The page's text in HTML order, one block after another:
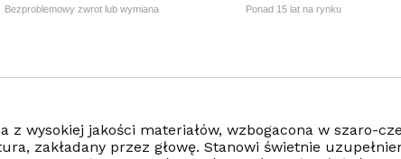
Bezproblemowy zwrot lub wymiana Ponad 15 lat na rynku
z wysokiej jakości materiałów, wzbogacona w szaro-
zakładany przez głowę. Stanowi świetnie